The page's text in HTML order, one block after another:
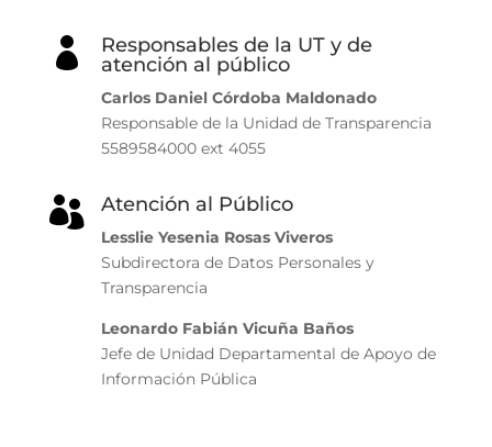

Responsables de la UT y de
atención al público
Carlos Daniel Córdoba Maldonado
Responsable de la Unidad de Transparencia
5589584000 ext 4055
 Atención al Público
Lesslie Yesenia Rosas Viveros
Subdirectora de Datos Personales y
Transparencia
Leonardo Fabián Vicuña Baños
Jefe de Unidad Departamental de Apoyo de
Información Pública